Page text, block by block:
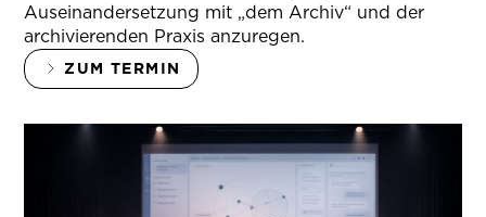
Auseinandersetzung mit „dem Archiv“ und der
archivierenden Praxis anzuregen.
ZUM TERMIN